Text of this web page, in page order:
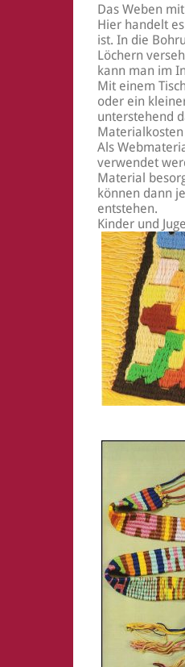
Das Weben
Hier handelt
ist. In die
Löchern
kann man im
Mit einem
oder ein
unterstehend
Materialkosten
Als
verwendet
Material
können dann
entstehen.
Kinder und